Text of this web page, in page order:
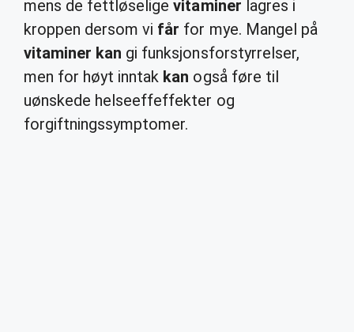
mens de fettløseligevitaminer lagres i
kroppen dersom vi får for mye. Mangel på
vitaminer kan gi funksjonsforstyrrelser,
men for høyt inntak kan også føre til
uønskede helseeffeffekter og
forgiftningssymptomer.